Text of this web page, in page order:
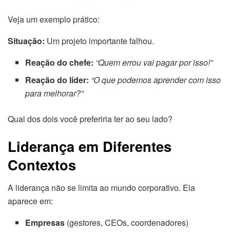
Veja um exemplo prático:
Situação: Um projeto importante falhou.
Reação do chefe: “Quem errou vai pagar por isso!”
Reação do líder: “O que podemos aprender com isso
para melhorar?”
Qual dos dois você preferiria ter ao seu lado?
Liderança em Diferentes
Contextos
A liderança não se limita ao mundo corporativo. Ela
aparece em:
Empresas (gestores, CEOs, coordenadores)